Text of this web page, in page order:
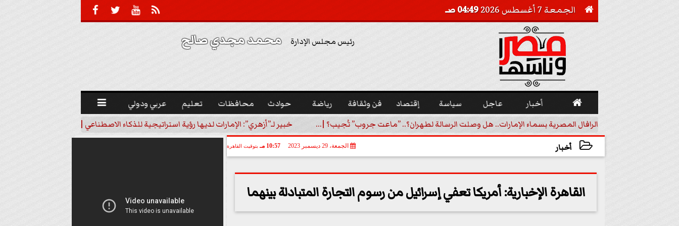
  

 الجمعة 7 أغسطس 2026 04:49 صـ
رئيس مجلس الإدارة محمد مجدي صالح
 أخبار عاجل سياسة إقتصاد فن وثقافة رياضة حوادث محافظات تعليم عربي ودولي 
الرافال المصرية بسماء الإمارات.. هل وصلت الرسالة لطهران؟.. ”ماعت جروب” تُجيب؟ |... خبير لـ”أزهري”: الإمارات لديها رؤية استراتيجية للذكاء الاصطناعي | فيديو
أخبار الجمعة، 29 ديسمبر 2023 10:57 مـ بتوقيت القاهرة
القاهرة الإخبارية: أمريكا تعفي إسرائيل من رسوم التجارة المتبادلة بينهما